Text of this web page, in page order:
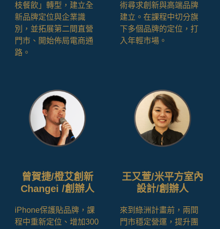
枝餐飲」轉型，建立全
新品牌定位與企業識
別，並拓展第二間直營
門市、開始佈局電商通
路。
術尋求創新與高端品牌
建立。在課程中切分旗
下多個品牌的定位，打
入年輕市場 。
曾賀捷/橙艾創新
Changei /創辦人
iPhone保護貼品牌，課
程中重新定位、增加300
王又萱/米平方室內
設計/創辦人
來到綠洲計畫前，兩間
門市穩定營運，提升團